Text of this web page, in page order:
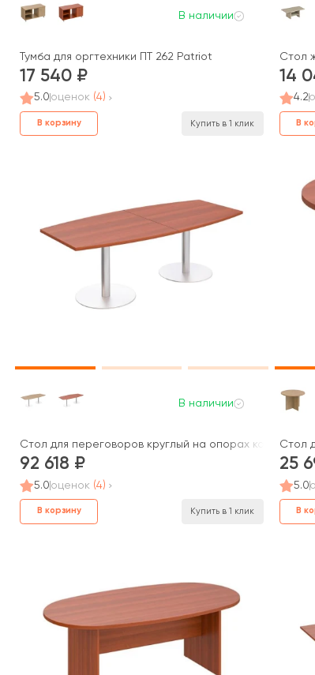
В наличии
Тумба для оргтехники ПТ 262 Patriot
17 540
5.0 оценок (4)
В корзину Купить в 1 клик
Стол
14
4.2
В
В наличии
Стол для переговоров круглый на опорах колоннах
92 618
5.0 оценок (4)
В корзину Купить в 1 клик
Стол
25
5.0
В